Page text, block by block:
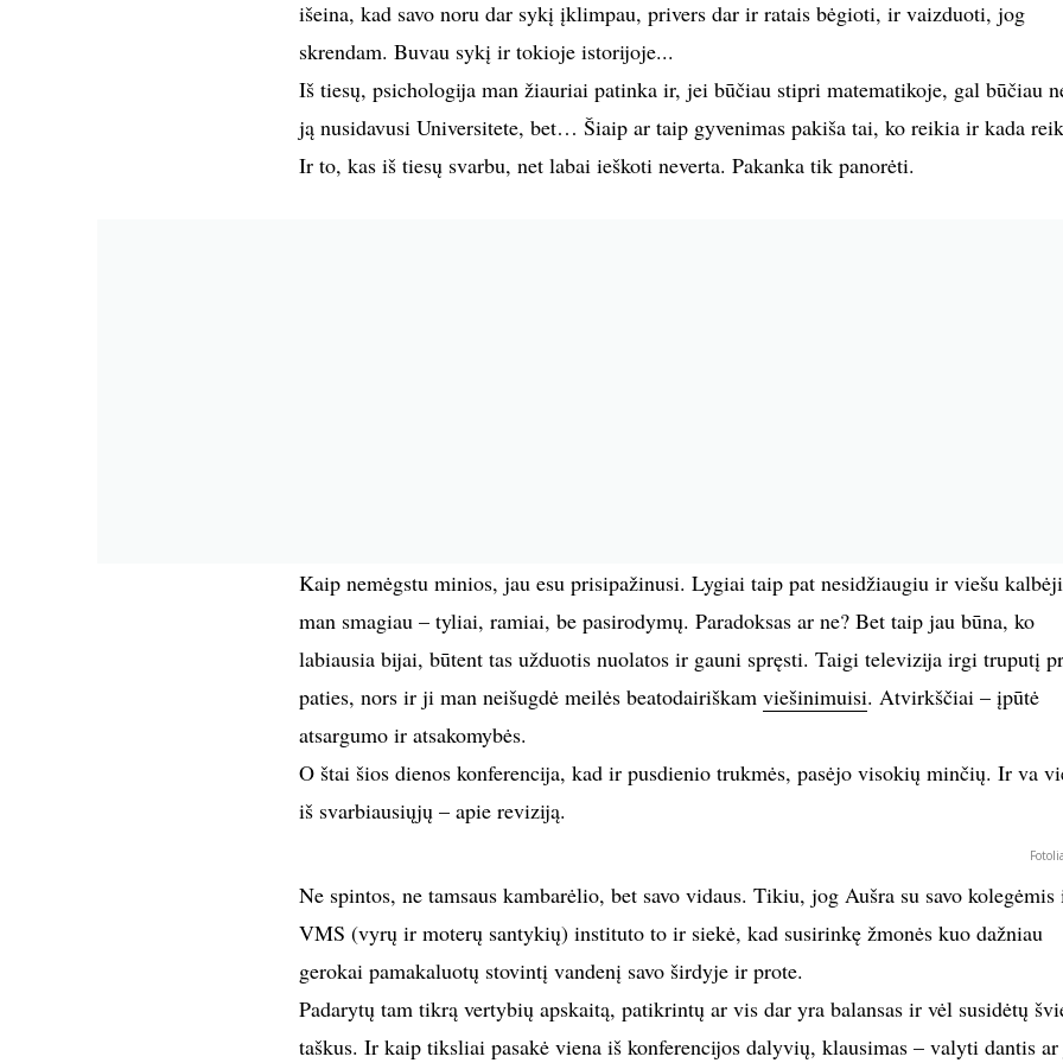
išeina, kad savo noru dar sykį įklimpau, privers dar ir ratais bėgioti, ir vaizduoti, jog
skrendam. Buvau sykį ir tokioje istorijoje...
Iš tiesų, psichologija man žiauriai patinka ir, jei būčiau stipri matematikoje, gal būčiau
ją nusidavusi Universitete, bet… Šiaip ar taip gyvenimas pakiša tai, ko reikia ir kada
Ir to, kas iš tiesų svarbu, net labai ieškoti neverta. Pakanka tik panorėti.
Kaip nemėgstu minios, jau esu prisipažinusi. Lygiai taip pat nesidžiaugiu ir viešu
man smagiau – tyliai, ramiai, be pasirodymų. Paradoksas ar ne? Bet taip jau būna, ko
labiausia bijai, būtent tas užduotis nuolatos ir gauni spręsti. Taigi televizija irgi truputį
paties, nors ir ji man neišugdė meilės beatodairiškam viešinimuisi. Atvirkščiai – įpūtė
atsargumo ir atsakomybės.
O štai šios dienos konferencija, kad ir pusdienio trukmės, pasėjo visokių minčių. Ir va
iš svarbiausiųjų – apie reviziją.
Ne spintos, ne tamsaus kambarėlio, bet savo vidaus. Tikiu, jog Aušra su savo kolegėmis
VMS (vyrų ir moterų santykių) instituto to ir siekė, kad susirinkę žmonės kuo dažniau
gerokai pamakaluotų stovintį vandenį savo širdyje ir prote.
Padarytų tam tikrą vertybių apskaitą, patikrintų ar vis dar yra balansas ir vėl susidėtų
taškus. Ir kaip tiksliai pasakė viena iš konferencijos dalyvių, klausimas – valyti dantis